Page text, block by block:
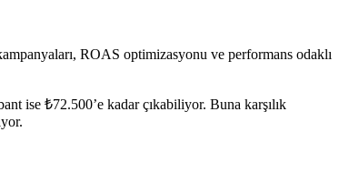
ROAS optimizasyonu ve performans odaklı
ise ₺72.500’e kadar çıkabiliyor. Buna karşılık